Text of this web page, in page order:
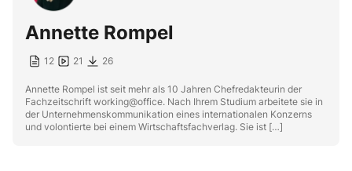
Annette Rompel
12 21 26
Annette Rompel ist seit mehr als 10 Jahren Chefredakteurin der
Fachzeitschrift working@office. Nach Ihrem Studium arbeitete sie in
der Unternehmenskommunikation eines internationalen Konzerns
und volontierte bei einem Wirtschaftsfachverlag. Sie ist […]